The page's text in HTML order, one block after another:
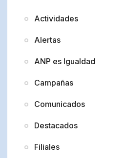
Actividades
Alertas
ANP es Igualdad
Campañas
Comunicados
Destacados
Filiales